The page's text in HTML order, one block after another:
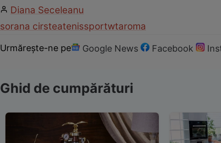
Diana Seceleanu
sorana cirsteatenissportwtaroma
Urmărește-ne pe Google News Facebook
Ghid de cumpărături